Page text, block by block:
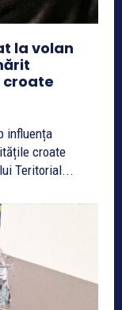
la volan
influența
croate
Teritorial...